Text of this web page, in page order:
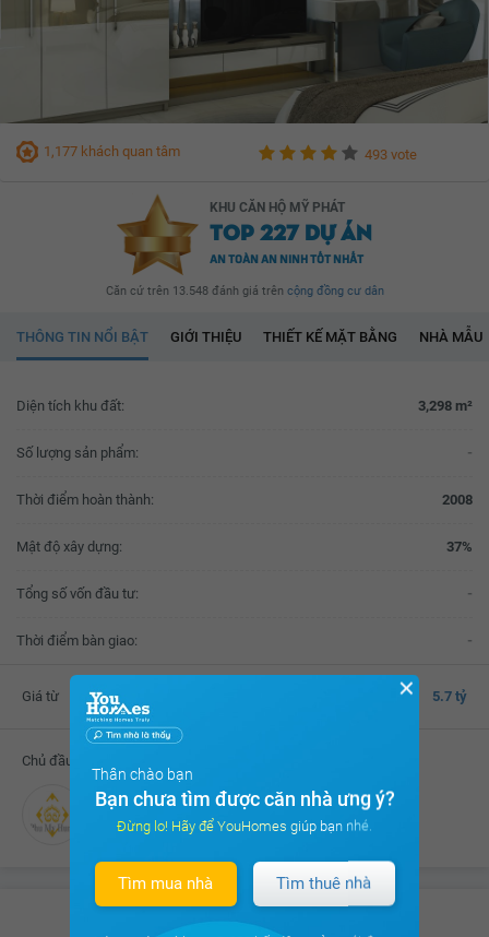
1,177 khách quan tâm 493 vote
KHU CĂN HỘ MỸ PHÁT
TOP 227 DỰ ÁN
AN TOÀN AN NINH TỐT NHẤT
Căn cứ trên 13.548 đánh giá trên cộng đồng cư dân
THÔNG TIN NỔI BẬT GIỚI THIỆU THIẾT KẾ MẶT BẰNG NHÀ MẪU
Diện tích khu đất: 3,298 m²
Số lượng sản phẩm: -
Thời điểm hoàn thành: 2008
Mật độ xây dựng: 37%
Tổng số vốn đầu tư: -
Thời điểm bàn giao: -
Giá từ 5.7 tỷ
Chủ đầu tư
Công ty TNHH Liên doanh Phú Mỹ Hưng
✕
Thân chào bạn
Bạn chưa tìm được căn nhà ưng ý?
Đừng lo! Hãy để YouHomes giúp bạn nhé.
Tìm mua nhà Tìm thuê nhà